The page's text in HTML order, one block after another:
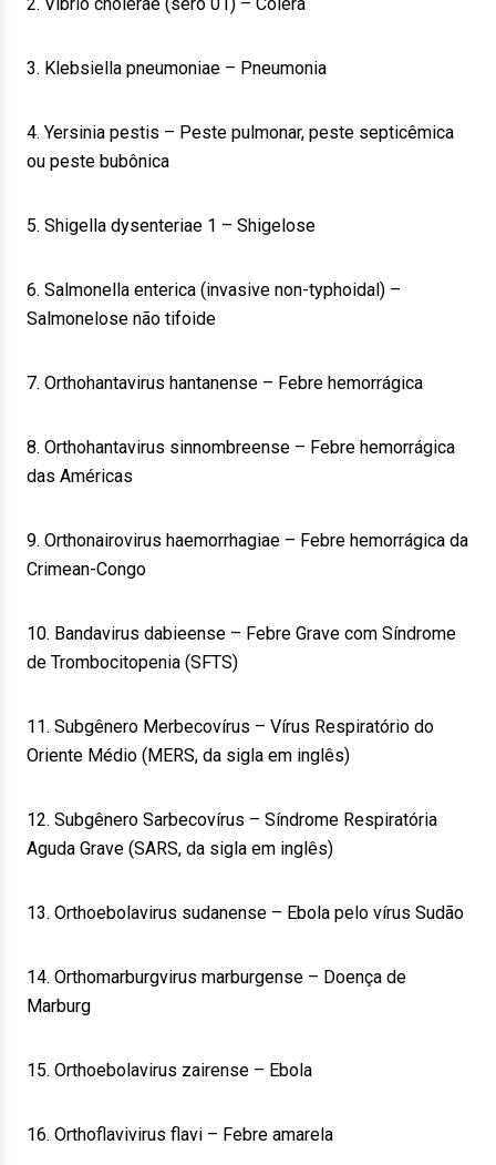
3. Klebsiella pneumoniae – Pneumonia
4. Yersinia pestis – Peste pulmonar, peste septicêmica
ou peste bubônica
5. Shigella dysenteriae 1 – Shigelose
6. Salmonella enterica (invasive non-typhoidal) –
Salmonelose não tifoide
7. Orthohantavirus hantanense – Febre hemorrágica
8. Orthohantavirus sinnombreense – Febre hemorrágica
das Américas
9. Orthonairovirus haemorrhagiae – Febre hemorrágica da
Crimean-Congo
10. Bandavirus dabieense – Febre Grave com Síndrome
de Trombocitopenia (SFTS)
11. Subgênero Merbecovírus – Vírus Respiratório do
Oriente Médio (MERS, da sigla em inglês)
12. Subgênero Sarbecovírus – Síndrome Respiratória
Aguda Grave (SARS, da sigla em inglês)
13. Orthoebolavirus sudanense – Ebola pelo vírus Sudão
14. Orthomarburgvirus marburgense – Doença de
Marburg
15. Orthoebolavirus zairense – Ebola
16. Orthoflavivirus flavi – Febre amarela